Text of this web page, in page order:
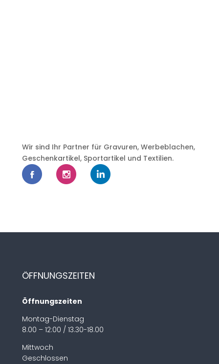
Wir sind Ihr Partner für Gravuren, Werbeblachen,
Geschenkartikel, Sportartikel und Textilien.
ÖFFNUNGSZEITEN
Öffnungszeiten
Montag-Dienstag
8.00 – 12:00 / 13.30-18.00
Mittwoch
Geschlossen